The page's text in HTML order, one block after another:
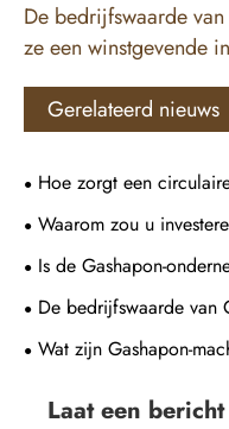
De bedrijfswaarde
ze een winstgevende
Gerelateerd nieuws
Hoe zorgt een
een boeiendere
Waarom zou u
Gashapon-machine
Is de Gashapon-
De bedrijfswaarde van
een winstgevende
Wat zijn Gashapon-
Laat een